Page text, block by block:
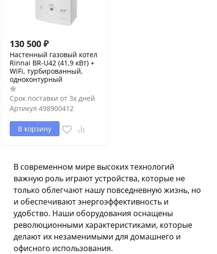
130 500 ₽
Настенный газовый котел
Rinnai BR-U42 (41,9 кВт) +
WiFi, турбированный,
одноконтурный
Срок поставки от 3х дней
Артикул 498900412
В корзину
В современном мире высоких технологий
важную роль играют устройства, которые не
только облегчают нашу повседневную жизнь, но
и обеспечивают энергоэффективность и
удобство. Наши оборудования оснащены
революционными характеристиками, которые
делают их незаменимыми для домашнего и
офисного использования.